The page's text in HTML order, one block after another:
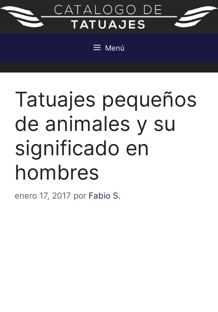
Saltar
contenido
Menú
Tatuajes pequeños
de animales y su
significado en
hombres
enero 17, 2017 por Fabio S.